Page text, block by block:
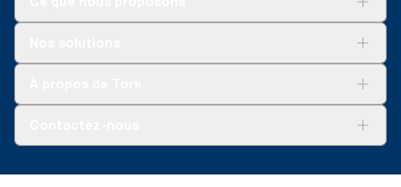
01 85 07 92 00